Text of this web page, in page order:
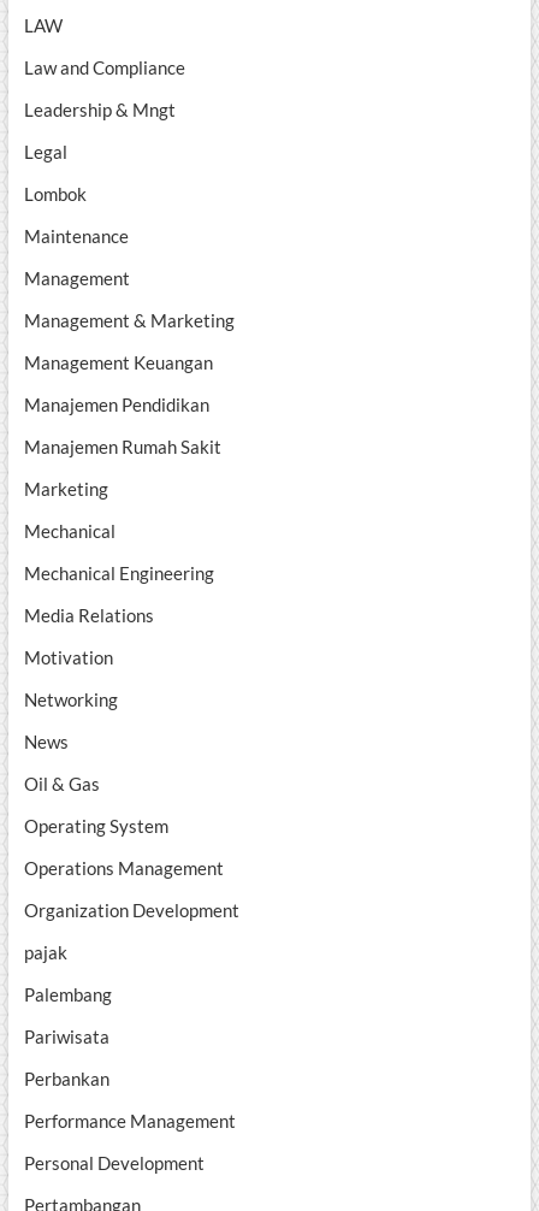
LAW
Law and Compliance
Leadership & Mngt
Legal
Lombok
Maintenance
Management
Management & Marketing
Management Keuangan
Manajemen Pendidikan
Manajemen Rumah Sakit
Marketing
Mechanical
Mechanical Engineering
Media Relations
Motivation
Networking
News
Oil & Gas
Operating System
Operations Management
Organization Development
pajak
Palembang
Pariwisata
Perbankan
Performance Management
Personal Development
Pertambangan